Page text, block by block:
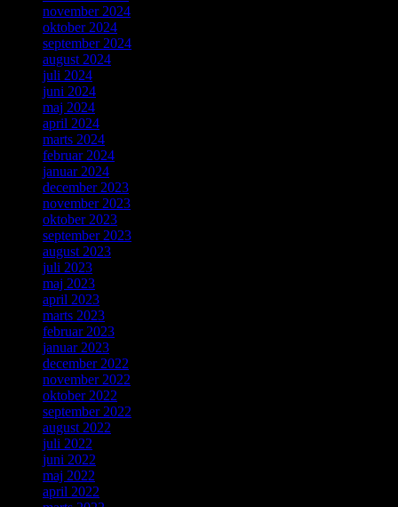
november 2024
oktober 2024
september 2024
august 2024
juli 2024
juni 2024
maj 2024
april 2024
marts 2024
februar 2024
januar 2024
december 2023
november 2023
oktober 2023
september 2023
august 2023
juli 2023
maj 2023
april 2023
marts 2023
februar 2023
januar 2023
december 2022
november 2022
oktober 2022
september 2022
august 2022
juli 2022
juni 2022
maj 2022
april 2022